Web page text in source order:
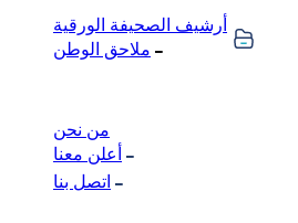
أرشيف الصحيفة الورقية
ملاحق الوطن
من نحن
أعلن معنا
اتصل بنا